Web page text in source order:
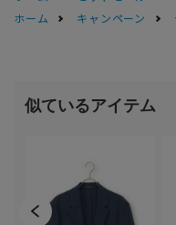
ホーム
キャンペーン